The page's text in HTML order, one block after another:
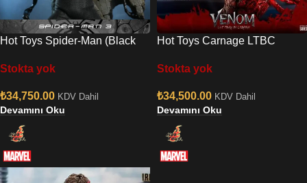
Hot Toys Spider-Man (Black
Scale Figure
Stokta yok
₺34,750.00 KDV Dahil
Devamını Oku
Hot Toys Carnage LTBC
Figure
Stokta yok
₺34,500.00 KDV Dahil
Devamını Oku